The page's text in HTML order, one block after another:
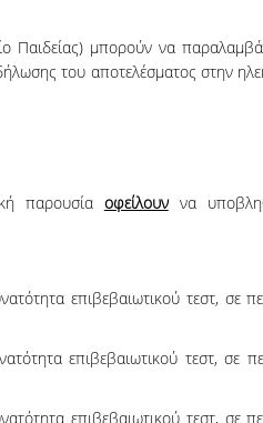
Παιδείας) μπορούν να
του αποτελέσματος στην
παρουσία οφείλουννα
επιβεβαιωτικού τεστ, σε
επιβεβαιωτικού τεστ, σε
επιβεβαιωτικού τεστ, σε